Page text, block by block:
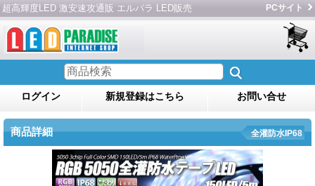
超高輝度LED 激安速攻通販 エルパラ LED販売 PCサイト
ログイン 新規登録はこちら お問い合せ
商品詳細 全灌防水IP68